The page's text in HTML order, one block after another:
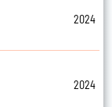
2024
2024